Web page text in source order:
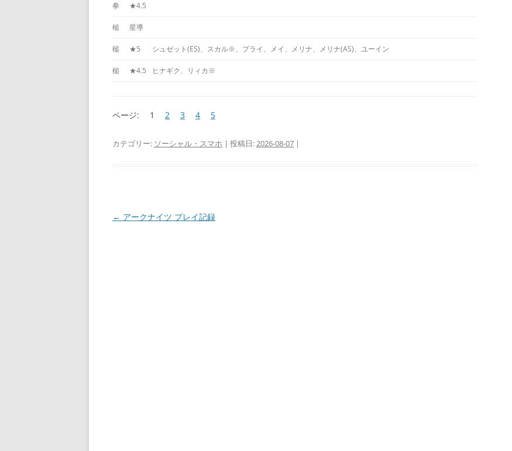
拳 ★4.5
槌 星導
槌 ★5 シュゼット(ES)、スカル※、プライ、メイ、メリナ、メリナ(AS)、ユーイン
槌 ★4.5 ヒナギク、リィカ※
ページ: 1 2 3 4 5
カテゴリー: ソーシャル・スマホ | 投稿日:2026-08-07 |
投
← アークナイツ プレイ記録